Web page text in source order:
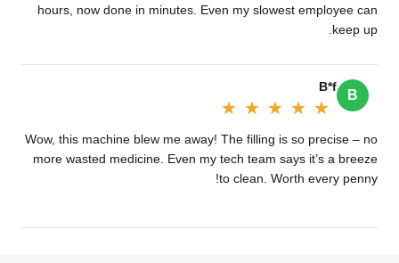
hours, now done in minutes. Even my slowest employee can
keep up.
B
B*f
★★★★★
★★★★★
Wow, this machine blew me away! The filling is so precise – no
more wasted medicine. Even my tech team says it’s a breeze
to clean. Worth every penny!